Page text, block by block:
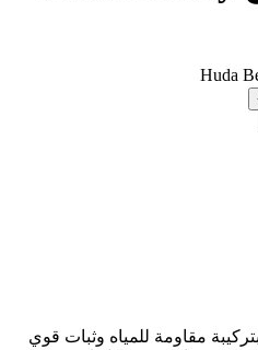
لاصق رموش من Huda Beauty بتركيبة مقاومة للمياه وثبات قوي